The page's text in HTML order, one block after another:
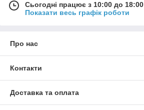
Сьогодні працює з 10:00 до 18:00
Показати весь графік роботи
Про нас
Контакти
Доставка та оплата